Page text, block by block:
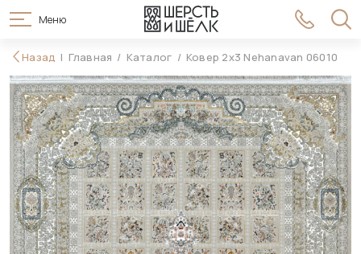
Меню
66 990 ₽ 75 990 ₽ В корзину
Назад Главная Каталог Ковер 2x3 Nehanavan 06010